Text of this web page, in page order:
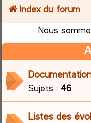
Index du forum
Nous
Sujets : 46
Listes des